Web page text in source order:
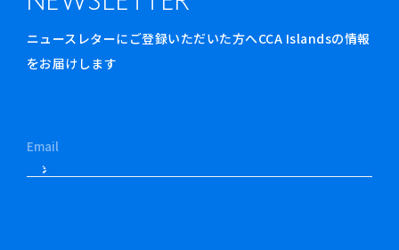
ニュースレターにご登録いただいた方へCCA Islandsの情報
をお届けします